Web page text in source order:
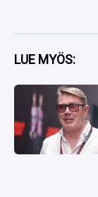
LUE MYÖS: